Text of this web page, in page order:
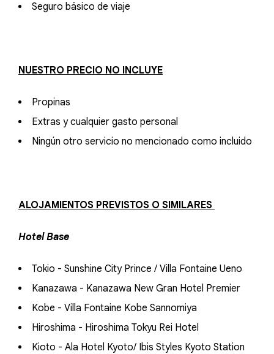
Seguro básico de viaje
NUESTRO PRECIO NO INCLUYE
Propinas
Extras y cualquier gasto personal
Ningún otro servicio no mencionado como incluido
ALOJAMIENTOS PREVISTOS O SIMILARES
Hotel Base
Tokio - Sunshine City Prince / Villa Fontaine Ueno
Kanazawa - Kanazawa New Gran Hotel Premier
Kobe - Villa Fontaine Kobe Sannomiya
Hiroshima - Hiroshima Tokyu Rei Hotel
Kioto - Ala Hotel Kyoto/ Ibis Styles Kyoto Station